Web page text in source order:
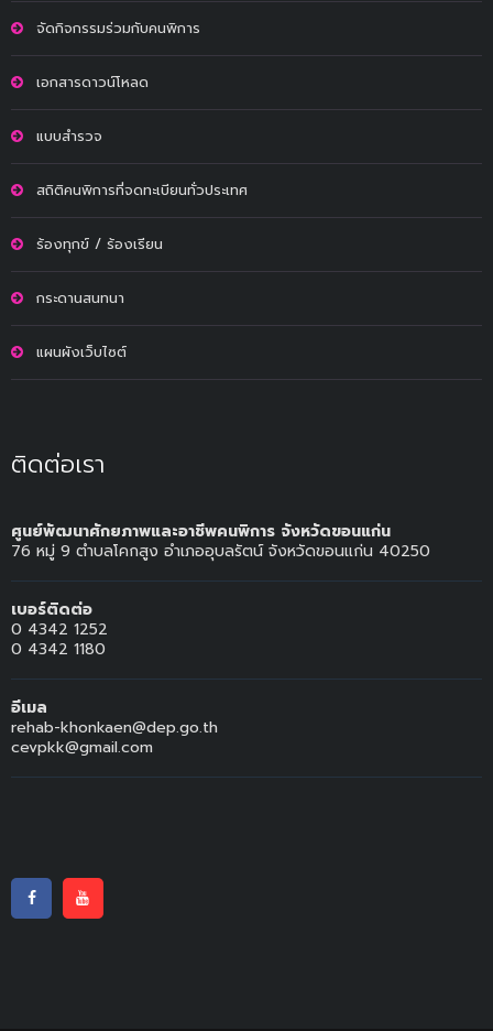
จัดกิจกรรมร่วมกับคนพิการ
เอกสารดาวน์โหลด
แบบสำรวจ
สถิติคนพิการที่จดทะเบียนทั่วประเทศ
ร้องทุกข์ / ร้องเรียน
กระดานสนทนา
แผนผังเว็บไซต์
ติดต่อเรา
ศูนย์พัฒนาศักยภาพและอาชีพคนพิการ จังหวัดขอนแก่น
76 หมู่ 9 ตำบลโคกสูง อำเภออุบลรัตน์ จังหวัดขอนแก่น 40250
เบอร์ติดต่อ
0 4342 1252
0 4342 1180
อีเมล
rehab-khonkaen@dep.go.th
cevpkk@gmail.com